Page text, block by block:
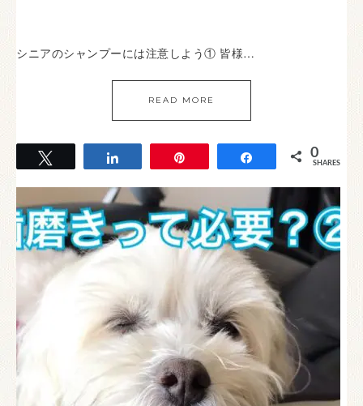
シニアのシャンプーには注意しよう① 皆様…
READ MORE
Share 0
SHARES